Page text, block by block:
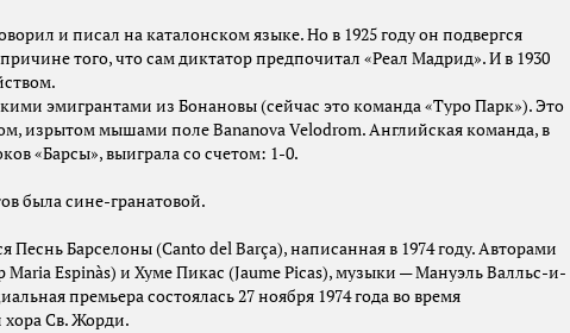
и писал на каталонском языке. Но в 1925 году он подвергся
того, что сам диктатор предпочитал «Реал Мадрид». И в 1930
эмигрантами из Бонановы (сейчас это команда «Туро Парк»). Это
изрытом мышами поле Bananova Velodrom. Английская команда, в
«Барсы», выиграла со счетом: 1-0.
была сине-гранатовой.
Барселоны (Canto del Barça), написанная в 1974 году. Авторами
Maria Espinàs) и Хуме Пикас (Jaume Picas), музыки — Мануэль Валльс-и-
премьера состоялась 27 ноября 1974 года во время
хора Св. Жорди.